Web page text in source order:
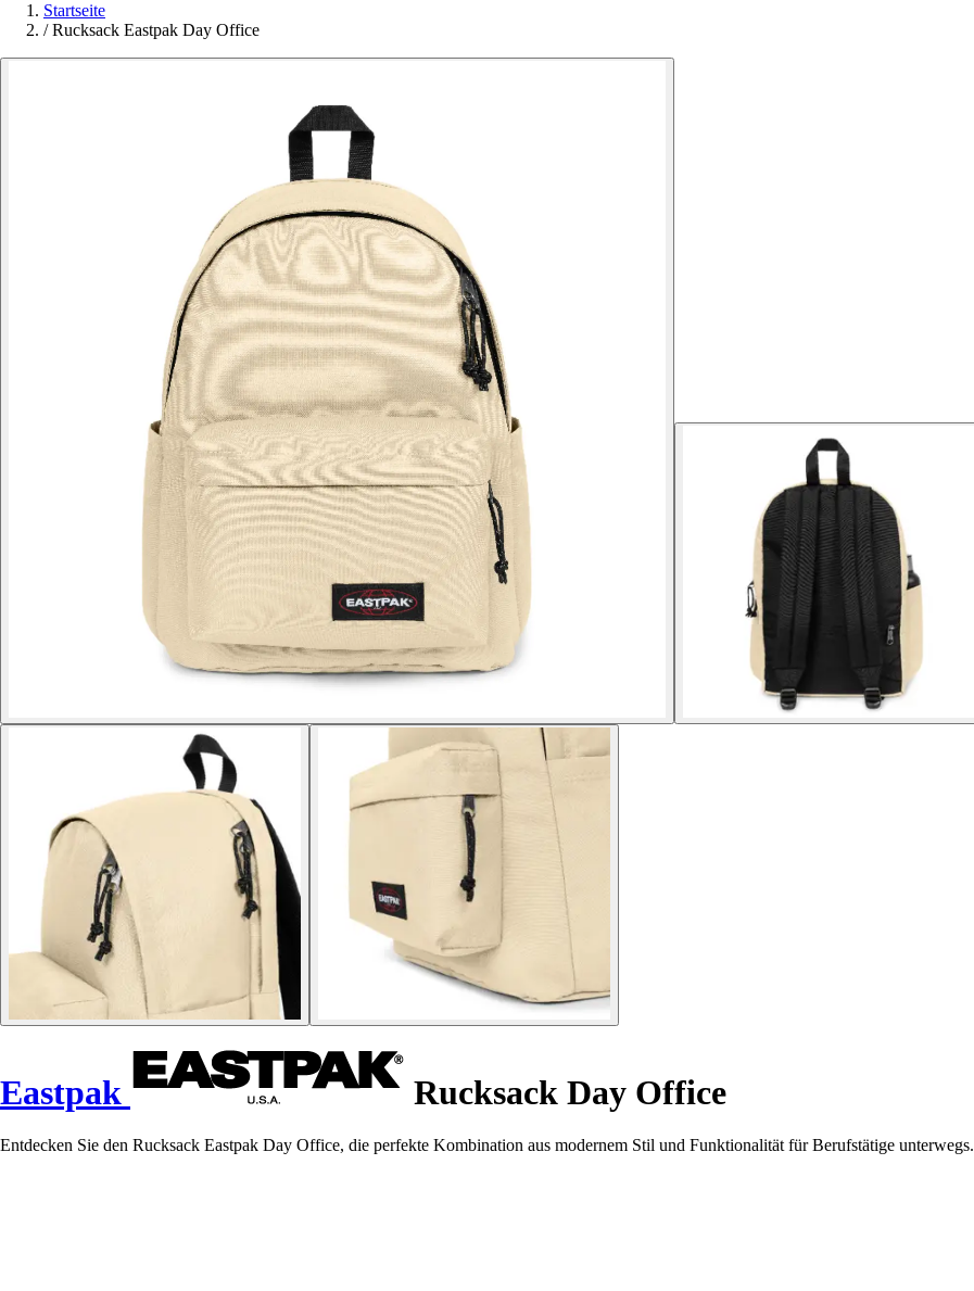
Startseite
/ Rucksack Eastpak Day Office
Eastpak Rucksack Day Office
Entdecken Sie den Rucksack Eastpak Day Office, die perfekte Kombination aus modernem Stil und Funktionalität für Berufstätige unterwegs.